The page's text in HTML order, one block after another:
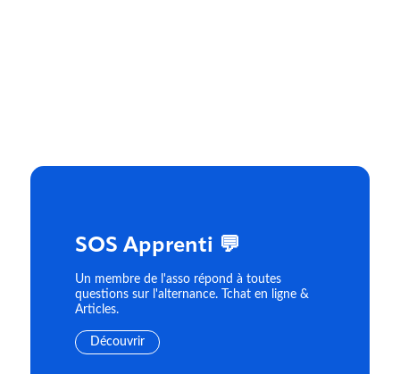
SOS Apprenti 💬
Un membre de l'asso répond à toutes
questions sur l'alternance. Tchat en ligne &
Articles.
Découvrir